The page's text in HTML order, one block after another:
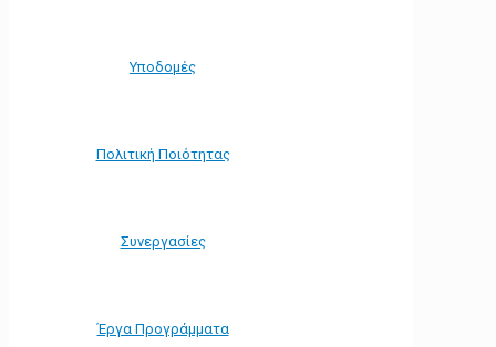
Υποδομές
Πολιτική Ποιότητας
Συνεργασίες
Έργα Προγράμματα